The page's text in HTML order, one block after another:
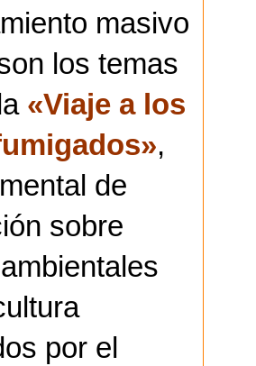
masivo
los temas
«Viaje a los
,
de
sobre
por el